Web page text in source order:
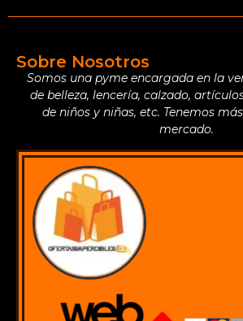
Sobre Nosotros
Somos una pyme encargada en la
de belleza, lencería, calzado,
de niños y niñas, etc. Tenemos
mercado.